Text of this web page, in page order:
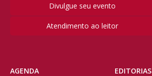
Divulgue seu evento
Atendimento ao leitor
AGENDA EDITORIAS